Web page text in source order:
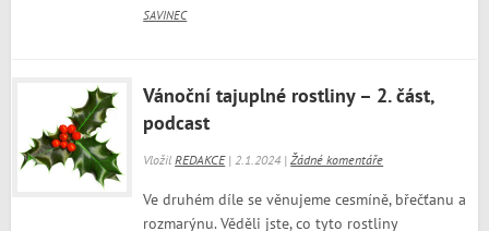
SAVINEC
Vánoční tajuplné rostliny – 2. část,
podcast
VložilREDAKCE| 2.1.2024 |Žádné komentáře
Ve druhém díle se věnujeme cesmíně, břečťanu a
rozmarýnu. Věděli jste, co tyto rostliny